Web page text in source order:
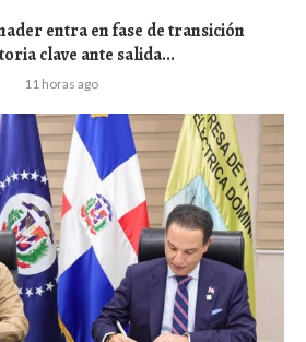
entra en fase de transición
clave ante salida...
11 horas ago